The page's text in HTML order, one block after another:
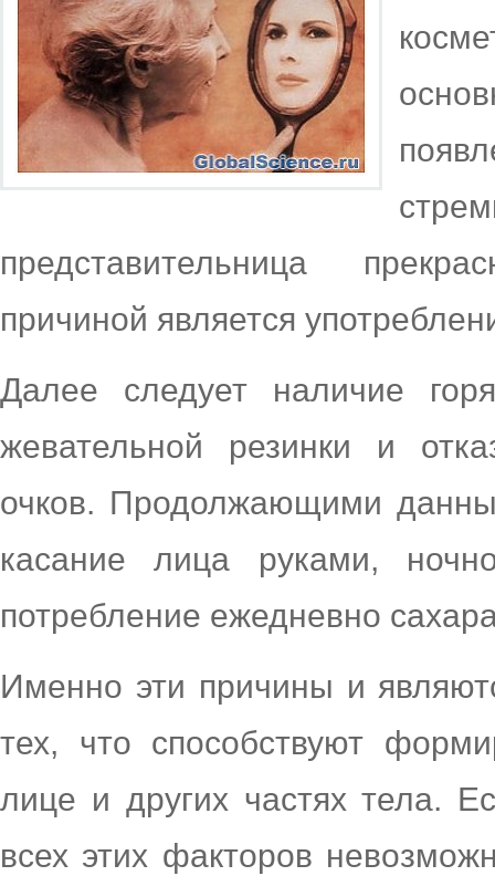
представительница
причиной является
Далее следует наличие
жевательной резинки и
очков. Продолжающими
касание лица руками,
потребление ежедневно
Именно эти причины и
тех, что способствуют
лице и других частях тела.
всех этих факторов